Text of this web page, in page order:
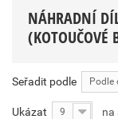
NÁHRADNÍ
(KOTOUČOVÉ
Seřadit podle
Ukázat 9 na